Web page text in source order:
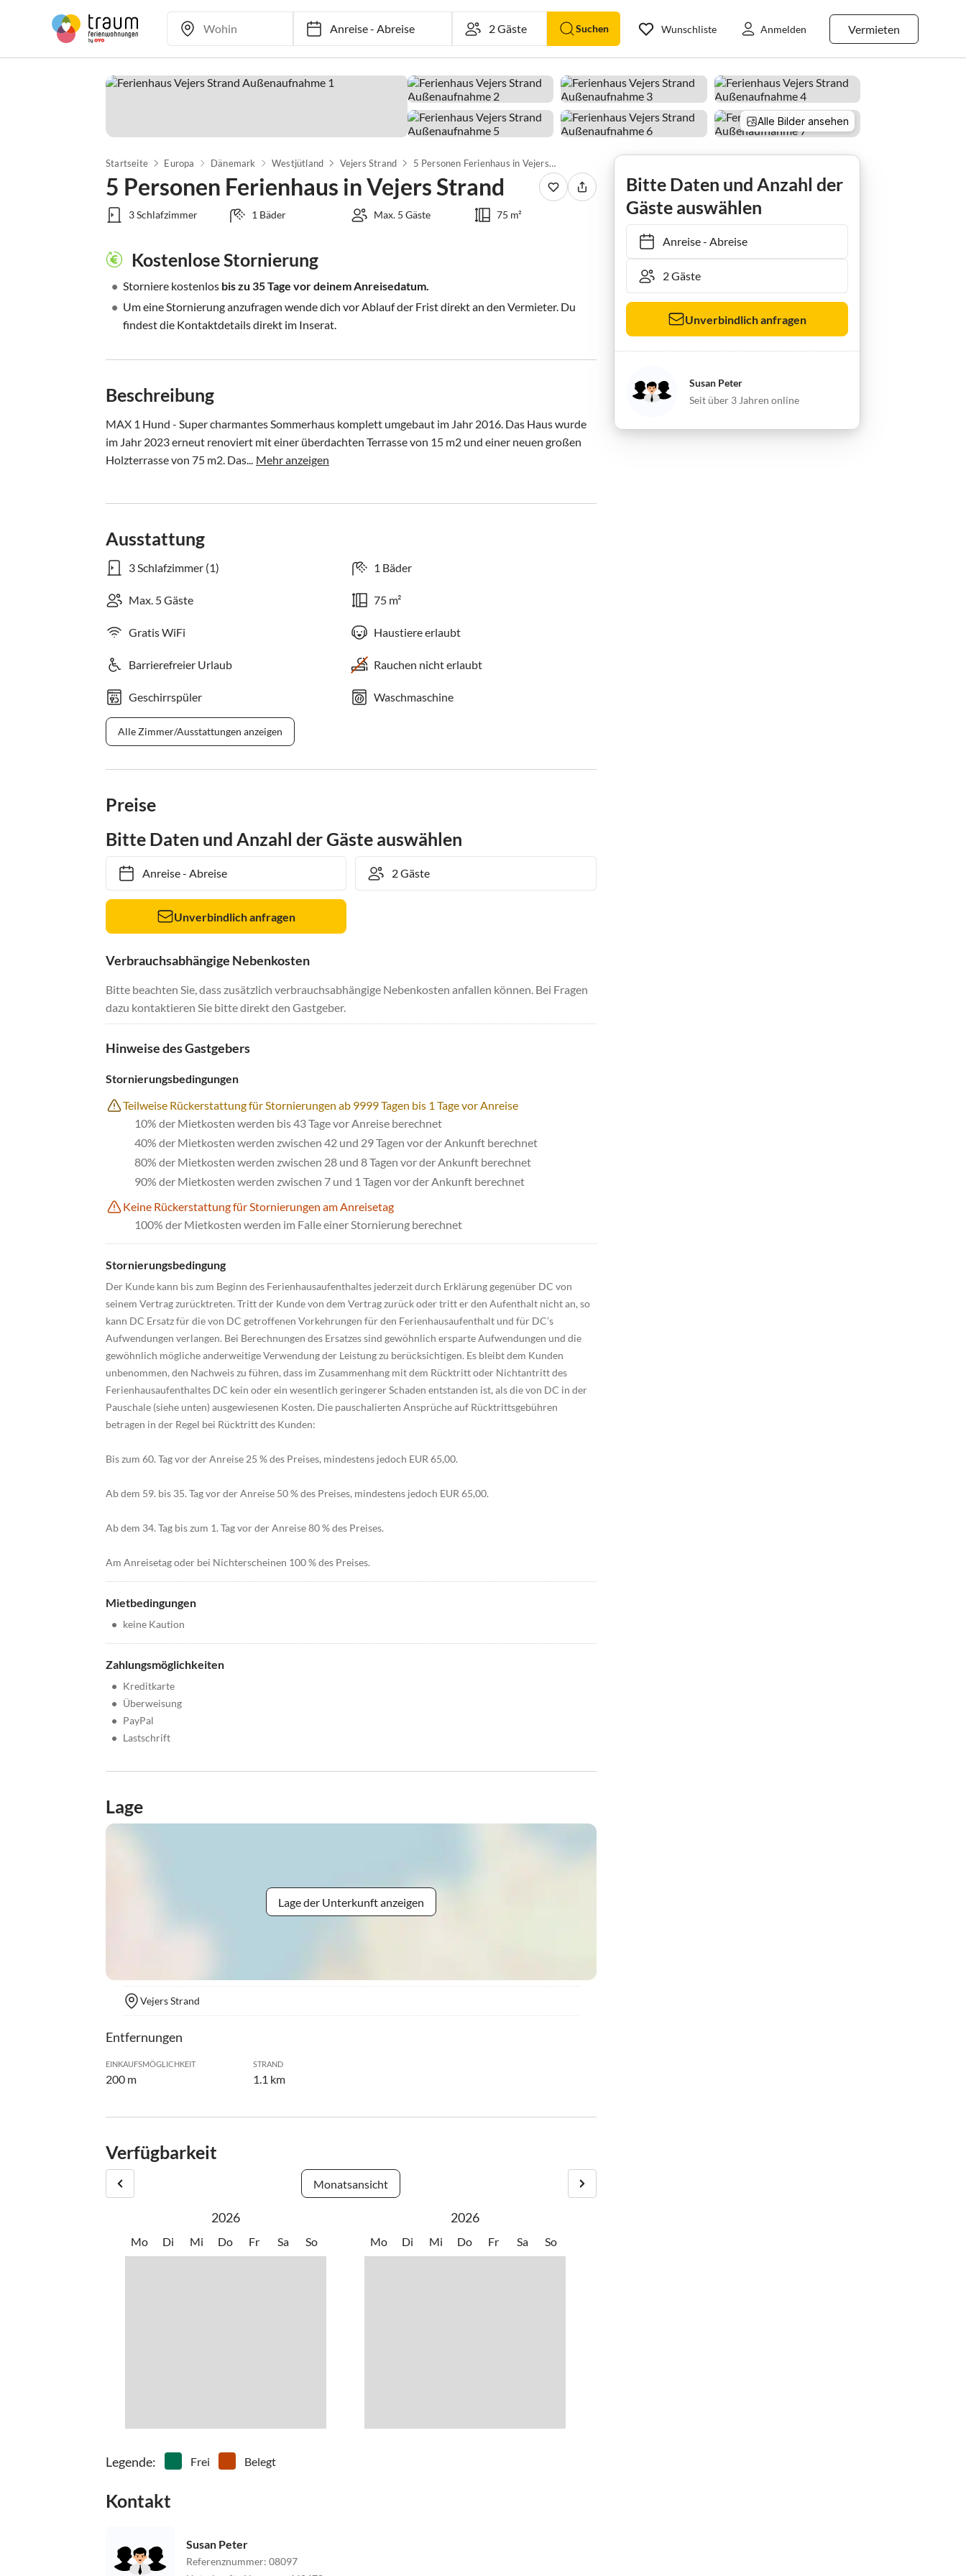
Anreise-Abreise Suchen Vermieten
Wunschliste Anmelden
Alle Bilder ansehen
Startseite Europa Dänemark Westjütland Vejers Strand 5 Personen Ferienhaus in Vejers Strand
5 Personen Ferienhaus in Vejers Strand
3 Schlafzimmer 1 Bäder Max. 5 Gäste 75 m²
Kostenlose Stornierung
• Storniere kostenlos bis zu 35 Tage vor deinem Anreisedatum.
• Um eine Stornierung anzufragen wende dich vor Ablauf der Frist direkt an den Vermieter. Du
findest die Kontaktdetails direkt im Inserat.
Beschreibung
MAX 1 Hund - Super charmantes Sommerhaus komplett umgebaut im Jahr 2016. Das Haus wurde
im Jahr 2023 erneut renoviert mit einer überdachten Terrasse von 15 m2 und einer neuen großen
Holzterrasse von 75 m2. Das... Mehr anzeigen
Ausstattung
3 Schlafzimmer (1) 1 Bäder
Max. 5 Gäste 75 m²
Gratis WiFi Haustiere erlaubt
Barrierefreier Urlaub Rauchen nicht erlaubt
Geschirrspüler Waschmaschine
Alle Zimmer/Ausstattungen anzeigen
Preise
Bitte Daten und Anzahl der Gäste auswählen
Anreise- Abreise
Unverbindlich anfragen
Verbrauchsabhängige Nebenkosten
Bitte beachten Sie, dass zusätzlich verbrauchsabhängige Nebenkosten anfallen können. Bei Fragen
dazu kontaktieren Sie bitte direkt den Gastgeber.
Hinweise des Gastgebers
Stornierungsbedingungen
Teilweise Rückerstattung für Stornierungen ab 9999 Tagen bis 1 Tage vor Anreise
10% der Mietkosten werden bis 43 Tage vor Anreise berechnet
40% der Mietkosten werden zwischen 42 und 29 Tagen vor der Ankunft berechnet
80% der Mietkosten werden zwischen 28 und 8 Tagen vor der Ankunft berechnet
90% der Mietkosten werden zwischen 7 und 1 Tagen vor der Ankunft berechnet
Keine Rückerstattung für Stornierungen am Anreisetag
100% der Mietkosten werden im Falle einer Stornierung berechnet
Stornierungsbedingung
Der Kunde kann bis zum Beginn des Ferienhausaufenthaltes jederzeit durch Erklärung gegenüber DC von
seinem Vertrag zurücktreten. Tritt der Kunde von dem Vertrag zurück oder tritt er den Aufenthalt nicht an, so
kann DC Ersatz für die von DC getroffenen Vorkehrungen für den Ferienhausaufenthalt und für DC’s
Aufwendungen verlangen. Bei Berechnungen des Ersatzes sind gewöhnlich ersparte Aufwendungen und die
gewöhnlich mögliche anderweitige Verwendung der Leistung zu berücksichtigen. Es bleibt dem Kunden
unbenommen, den Nachweis zu führen, dass im Zusammenhang mit dem Rücktritt oder Nichtantritt des
Ferienhausaufenthaltes DC kein oder ein wesentlich geringerer Schaden entstanden ist, als die von DC in der
Pauschale (siehe unten) ausgewiesenen Kosten. Die pauschalierten Ansprüche auf Rücktrittsgebühren
betragen in der Regel bei Rücktritt des Kunden:
Bis zum 60. Tag vor der Anreise 25 % des Preises, mindestens jedoch EUR 65,00.
Ab dem 59. bis 35. Tag vor der Anreise 50 % des Preises, mindestens jedoch EUR 65,00.
Ab dem 34. Tag bis zum 1. Tag vor der Anreise 80 % des Preises.
Am Anreisetag oder bei Nichterscheinen 100 % des Preises.
Mietbedingungen
• keine Kaution
Zahlungsmöglichkeiten
• Kreditkarte
• Überweisung
• PayPal
• Lastschrift
Lage
Lage der Unterkunft anzeigen
Vejers Strand
Entfernungen
EINKAUFSMÖGLICHKEIT
200 m
STRAND
1.1 km
Verfügbarkeit
Monatsansicht
2026
Mo Di Mi Do Fr Sa So
2026
Mo Di Mi Do Fr Sa So
Legende: Frei Belegt
Kontakt
Susan Peter
Referenznummer: 08097
Bitte Daten und Anzahl der
Gäste auswählen
Anreise- Abreise
Unverbindlich anfragen
Susan Peter
Seit über 3 Jahren online